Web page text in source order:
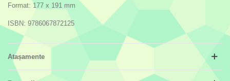
Format: 177 x 191 mm
ISBN: 9786067872125
Atașamente